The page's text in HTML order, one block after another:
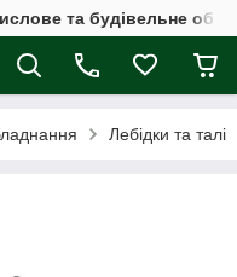
та будівельне
Лебідки та талі